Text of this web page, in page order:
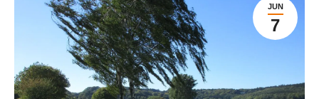
JUN
7